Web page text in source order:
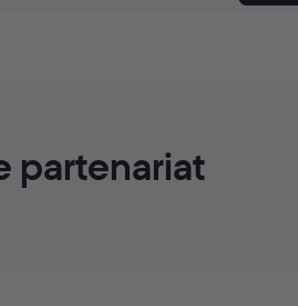
partenariat